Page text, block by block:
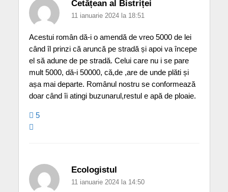
Cetățean al Bistriței
11 ianuarie 2024 la 18:51
Acestui român dă-i o amendă de vreo 5000 de lei
când îl prinzi că aruncă pe stradă și apoi va începe
el să adune de pe stradă. Celui care nu i se pare
mult 5000, dă-i 50000, că,de ,are de unde plăti și
așa mai departe. Românul nostru se conformează
doar când îi atingi buzunarul,restul e apă de ploaie.
5
Ecologistul
11 ianuarie 2024 la 14:50